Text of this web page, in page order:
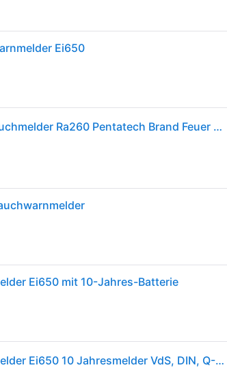
Ei650
Fotoelektronischer Rauchmelder Ra260 Pentatech Brand Feuer Wärme Detektor Melder
Ei650 mit 10-Jahres-Batterie
Ei Electronics Rauchmelder Ei650 10 Jahresmelder VdS, DIN, Q-Label zertifiziert